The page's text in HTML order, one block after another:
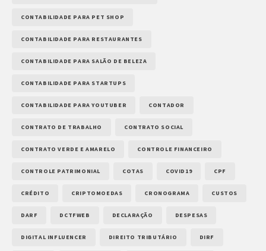
CONTABILIDADE PARA PET SHOP
CONTABILIDADE PARA RESTAURANTES
CONTABILIDADE PARA SALÃO DE BELEZA
CONTABILIDADE PARA STARTUPS
CONTABILIDADE PARA YOUTUBER CONTADOR
CONTRATO DE TRABALHO CONTRATO SOCIAL
CONTRATO VERDE E AMARELO CONTROLE FINANCEIRO
CONTROLE PATRIMONIAL COTAS COVID19 CPF
CRÉDITO CRIPTOMOEDAS CRONOGRAMA CUSTOS
DARF DCTFWEB DECLARAÇÃO DESPESAS
DIGITAL INFLUENCER DIREITO TRIBUTÁRIO DIRF